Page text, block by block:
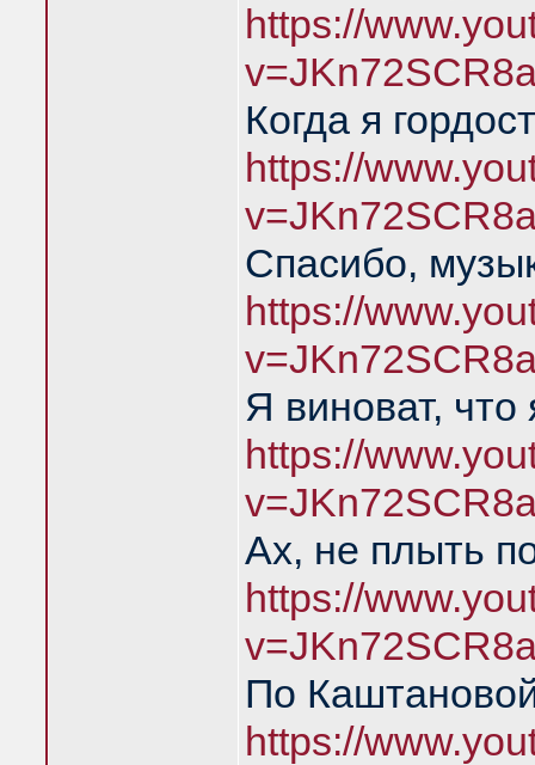
https://
Когда я
https://
Спасибо,
https://
Я виноват,
https://
Ах, не плыть
https://
По
https://